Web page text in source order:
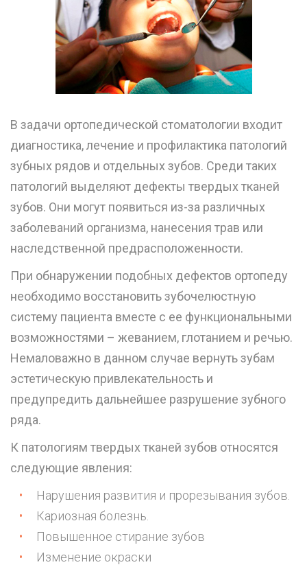
В задачи ортопедической стоматологии входит
диагностика, лечение и профилактика патологий
зубных рядов и отдельных зубов. Среди таких
патологий выделяют дефекты твердых тканей
зубов. Они могут появиться из-за различных
заболеваний организма, нанесения трав или
наследственной предрасположенности.
При обнаружении подобных дефектов ортопеду
необходимо восстановить зубочелюстную
систему пациента вместе с ее функциональными
возможностями – жеванием, глотанием и речью.
Немаловажно в данном случае вернуть зубам
эстетическую привлекательность и
предупредить дальнейшее разрушение зубного
ряда.
К патологиям твердых тканей зубов относятся
следующие явления:
Нарушения развития и прорезывания зубов.
Кариозная болезнь.
Повышенное стирание зубов
Изменение окраски